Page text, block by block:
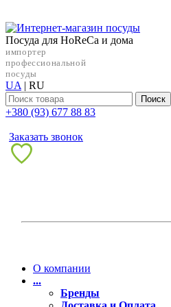
Посуда для HoReCa и дома
импортер
профессиональной
посуды
UA | RU
Поиск
+38‎0 (93) 677 88 83
Заказать звонок
О компании
...
Бренды